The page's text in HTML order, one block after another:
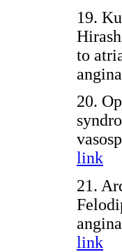
19.
to
20.
link
21.
link